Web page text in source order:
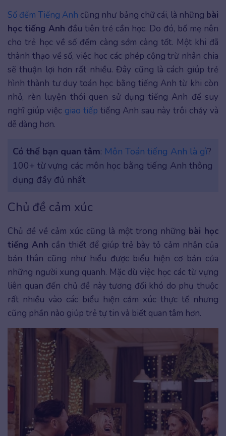
Số đếm Tiếng Anh cũng như bảng chữ cái, là những bài
học tiếng Anh đầu tiên trẻ cần học. Do đó, bố mẹ nên
cho trẻ học về số đếm càng sớm càng tốt. Một khi đã
thành thạo về số, việc học các phép cộng trừ nhân chia
sẽ thuận lợi hơn rất nhiều. Đây cũng là cách giúp trẻ
hình thành tư duy toán học bằng tiếng Anh từ khi còn
nhỏ, rèn luyện thói quen sử dụng tiếng Anh để suy
nghĩ giúp việc giao tiếp tiếng Anh sau này trôi chảy và
dễ dàng hơn.
Có thể bạn quan tâm: Môn Toán tiếng Anh là gì?
100+ từ vựng các môn học bằng tiếng Anh thông
dụng đầy đủ nhất
Chủ đề cảm xúc
Chủ đề về cảm xúc cũng là một trong những bài học
tiếng Anh cần thiết để giúp trẻ bày tỏ cảm nhận của
bản thân cũng như hiểu được biểu hiện cơ bản của
những người xung quanh. Mặc dù việc học các từ vựng
liên quan đến chủ đề này tương đối khó do phụ thuộc
rất nhiều vào các biểu hiện cảm xúc thực tế nhưng
cũng phần nào giúp trẻ tự tin và biết quan tâm hơn.